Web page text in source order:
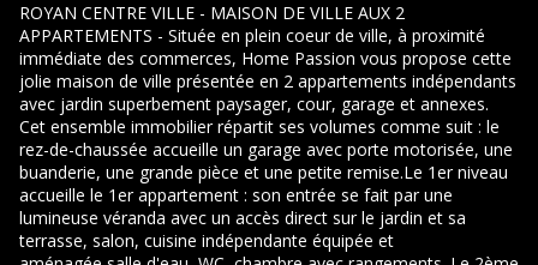
ROYAN CENTRE VILLE - MAISON DE VILLE AUX 2
APPARTEMENTS - Située en plein coeur de ville, à proximité
immédiate des commerces, Home Passion vous propose cette
jolie maison de ville présentée en 2 appartements indépendants
avec jardin superbement paysager, cour, garage et annexes.
Cet ensemble immobilier répartit ses volumes comme suit : le
rez-de-chaussée accueille un garage avec porte motorisée, une
buanderie, une grande pièce et une petite remise.Le 1er niveau
accueille le 1er appartement : son entrée se fait par une
lumineuse véranda avec un accès direct sur le jardin et sa
terrasse, salon, cuisine indépendante équipée et